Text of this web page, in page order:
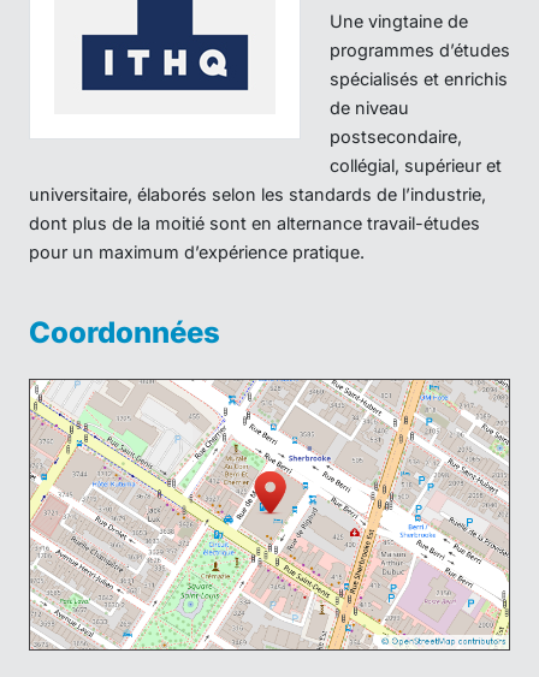
Coordonnées
Une vingtaine de
programmes d’études
spécialisés et enrichis
de niveau
postsecondaire,
collégial, supérieur et
universitaire, élaborés selon les standards de l’industrie,
dont plus de la moitié sont en alternance travail-études
pour un maximum d’expérience pratique.